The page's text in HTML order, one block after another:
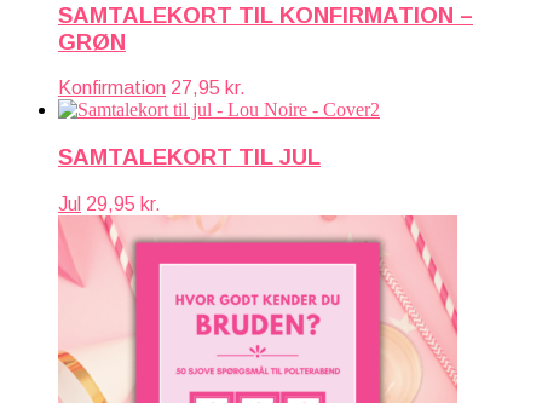
SAMTALEKORT TIL KONFIRMATION –
GRØN
Konfirmation 27,95 kr.
SAMTALEKORT TIL JUL
Jul 29,95 kr.